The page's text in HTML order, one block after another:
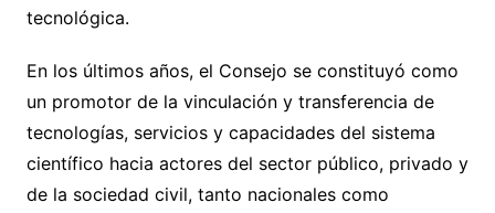
tecnológica.
En los últimos años, el Consejo se constituyó como
un promotor de la vinculación y transferencia de
tecnologías, servicios y capacidades del sistema
científico hacia actores del sector público, privado y
de la sociedad civil, tanto nacionales como